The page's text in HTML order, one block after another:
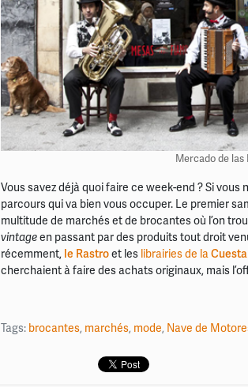
Mercado de las
Vous savez déjà quoi faire ce week-end ? Si vous
parcours qui va bien vous occuper. Le premier
multitude de marchés et de brocantes où l’on
vintageen passant par des produits tout droit
récemment, le Rastroet les librairies de la
cherchaient à faire des achats originaux, mais
Tags: brocantes, marchés, mode, Nave de